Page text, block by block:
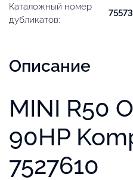
Каталожный номер
дубликатов:
Описание
MINI R50
90HP
7527610